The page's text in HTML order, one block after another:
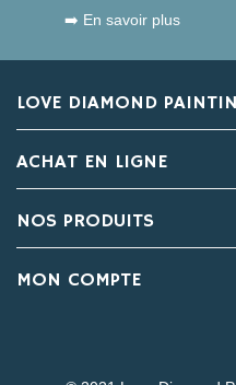
➡️ En savoir plus
LOVE DIAMOND
ACHAT EN LIGNE
NOS PRODUITS
MON COMPTE